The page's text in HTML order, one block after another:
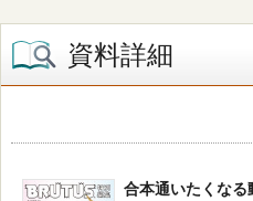
資料詳細
合本通いたくなる